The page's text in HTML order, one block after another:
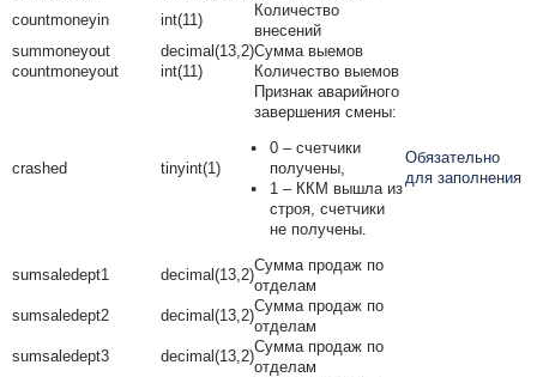
countmoneyin
int(11)
Количество
внесений
summoneyout
decimal(13,2)Сумма выемов
countmoneyout
int(11) Количество выемов
crashed tinyint(1)
Признак аварийного
завершения смены:
0 – счетчики
получены,
1 – ККМ вышла из
строя, счетчики
не получены.
Обязательно
для заполнения
sumsaledept1 decimal(13,2)
Сумма продаж по
отделам
sumsaledept2
decimal(13,2)
Сумма продаж по
отделам
sumsaledept3
decimal(13,2)
Сумма продаж по
отделам